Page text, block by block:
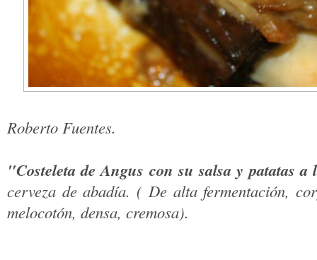
Roberto Fuentes.
"Costeleta de Angus con su salsa y patatas
cerveza de abadía. ( De alta fermentación,
melocotón, densa, cremosa).